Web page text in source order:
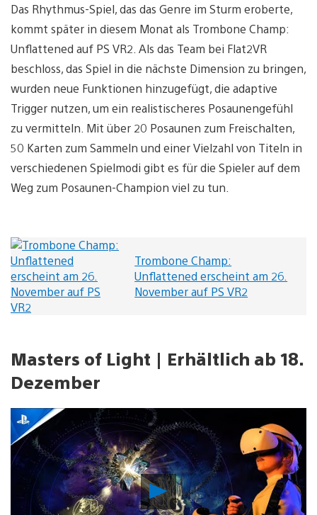
Das Rhythmus-Spiel, das das Genre im Sturm eroberte,
kommt später in diesem Monat als Trombone Champ:
Unflattened auf PS VR2. Als das Team bei Flat2VR
beschloss, das Spiel in die nächste Dimension zu bringen,
wurden neue Funktionen hinzugefügt, die adaptive
Trigger nutzen, um ein realistischeres Posaunengefühl
zu vermitteln. Mit über 20 Posaunen zum Freischalten,
50 Karten zum Sammeln und einer Vielzahl von Titeln in
verschiedenen Spielmodi gibt es für die Spieler auf dem
Weg zum Posaunen-Champion viel zu tun.
Trombone Champ:
Unflattened erscheint am 26.
November auf PS VR2
Masters of Light | Erhältlich ab 18.
Dezember
Video
abspielen